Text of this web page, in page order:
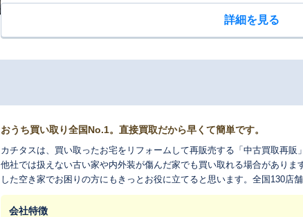
詳細を見る
おうち買い取り全国No.1。直接買取だから早くて簡単です。
カチタスは、買い取ったお宅をリフォームして再販売する「中古買取再販
他社では扱えない古い家や内外装が傷んだ家でも買い取れる場合があり
した空き家でお困りの方にもきっとお役に立てると思います。全国130店
まれ変わらせ、長く住みつなぐお手伝いをさせてください。
会社特徴